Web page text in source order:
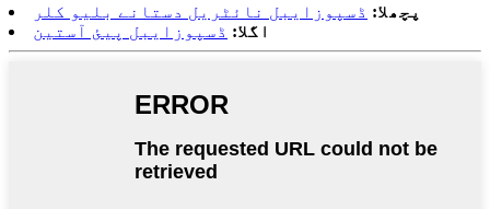
پچھلا: ڈسپوزایبل نائٹریل دستانے بلیو کلر
اگلا: ڈسپوزایبل پیئ آستین